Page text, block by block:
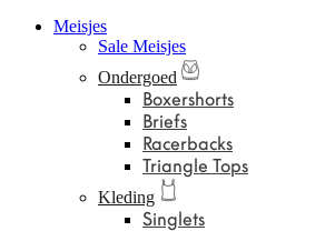
Meisjes
Sale Meisjes
Ondergoed
Boxershorts
Briefs
Racerbacks
Triangle Tops
Kleding
Singlets